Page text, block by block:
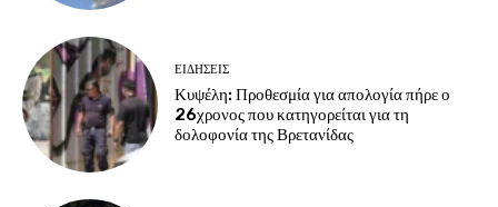
ΕΙΔΗΣΕΙΣ
Κυψέλη: Προθεσμία για απολογία πήρε ο
26χρονος που κατηγορείται για τη
δολοφονία της Βρετανίδας